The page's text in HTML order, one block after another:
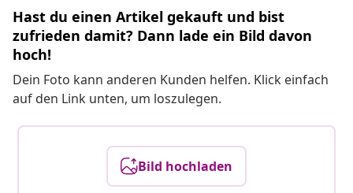
Hast du einen Artikel gekauft und bist
zufrieden damit? Dann lade ein Bild davon
hoch!
Dein Foto kann anderen Kunden helfen. Klick einfach
auf den Link unten, um loszulegen.
Bild hochladen